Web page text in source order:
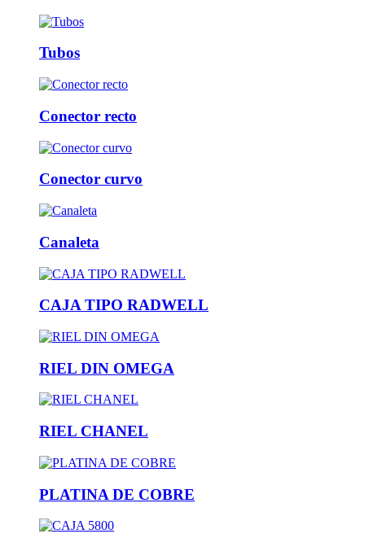
Tubos
Conector recto
Conector curvo
Canaleta
CAJA TIPO RADWELL
RIEL DIN OMEGA
RIEL CHANEL
PLATINA DE COBRE